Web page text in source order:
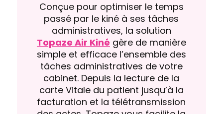
Conçue pour optimiser le temps
passé par le kiné à ses tâches
administratives, la solution
Topaze Air Kiné gère de manière
simple et efficace l’ensemble des
tâches administratives de votre
cabinet. Depuis la lecture de la
carte Vitale du patient jusqu’à la
facturation et la télétransmission